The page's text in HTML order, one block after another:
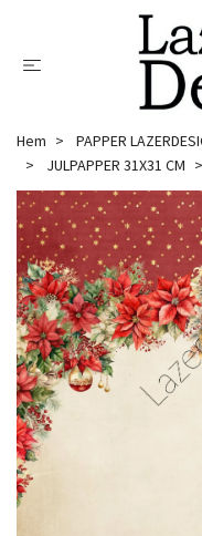
Hem PAPPER
JULPAPPER 31X31 CM